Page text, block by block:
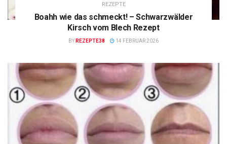
REZEPTE
Boahh wie das schmeckt! – Schwarzwälder
Kirsch vom Blech Rezept
BY REZEPTE38 14 FEBRUAR 2026